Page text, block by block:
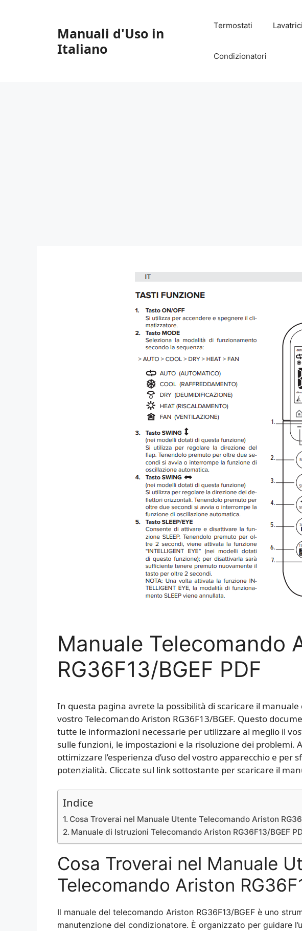
Manuali d'Uso in
Italiano
Termostati Lavatrici
Condizionatori
Manuale Telecomando
RG36F13/BGEF PDF
In questa pagina avrete la possibilità di scaricare il
vostro Telecomando Ariston RG36F13/BGEF. Questo
tutte le informazioni necessarie per utilizzare al meglio il
sulle funzioni, le impostazioni e la risoluzione dei problemi.
ottimizzare l’esperienza d’uso del vostro apparecchio e per
potenzialità. Cliccate sul link sottostante per scaricare il
Indice
Cosa Troverai nel Manuale Utente Telecomando Ariston
Manuale di Istruzioni Telecomando Ariston RG36F13/BGEF
Cosa Troverai nel Manuale
Telecomando Ariston
Il manuale del telecomando Ariston RG36F13/BGEF è uno
manutenzione del condizionatore. È organizzato per guidare